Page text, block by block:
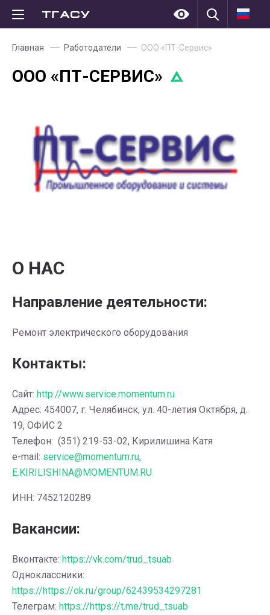
Главная Работодатели ООО «ПТ-Сервис»
ООО «ПТ-СЕРВИС»
О НАС
Направление деятельности:
Ремонт электрического оборудования
Контакты:
Сайт: http://www.service.momentum.ru
Адрес: 454007, г. Челябинск, ул. 40-летия Октября, д.
19, ОФИС 2
Телефон: (351) 219-53-02, Кирилишина Катя
e-mail: service@momentum.ru,
E.KIRILISHINA@MOMENTUM.RU
ИНН: 7452120289
Вакансии:
Вконтакте: https://vk.com/trud_tsuab
Одноклассники:
https://https://ok.ru/group/62439534297281
Телеграм: https://https://t.me/trud_tsuab